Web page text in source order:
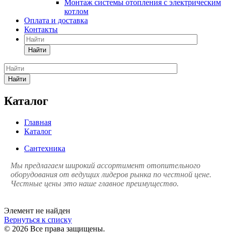
Монтаж системы отопления с электрическим
котлом
Оплата и доставка
Контакты
Найти
Найти
Каталог
Главная
Каталог
Сантехника
Мы предлагаем широкий ассортимент отопительного
оборудования от ведущих лидеров рынка по честной цене.
Честные цены это наше главное преимущество.
Элемент не найден
Вернуться к списку
© 2026 Все права защищены.